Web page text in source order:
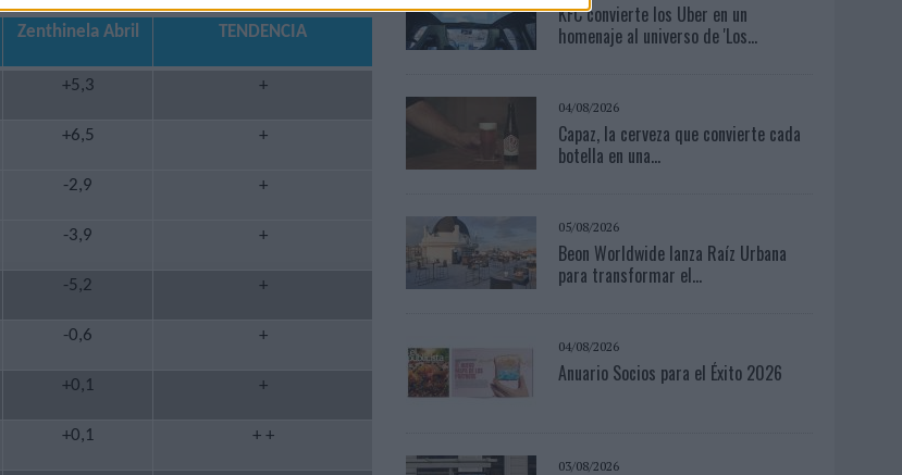
Zenthinela Abril TENDENCIA
+5,3 +
+6,5 +
-2,9 +
-3,9 +
-5,2 +
-0,6 +
+0,1 +
+0,1 + +
KFC convierte los Uber en un
homenaje al universo de 'Los...
04/08/2026
Capaz, la cerveza que convierte cada
botella en una...
05/08/2026
Beon Worldwide lanza Raíz Urbana
para transformar el...
04/08/2026
Anuario Socios para el Éxito 2026
03/08/2026